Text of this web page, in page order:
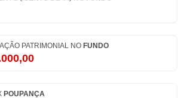
PATRIMONIAL NO FUNDO
POUPANÇA